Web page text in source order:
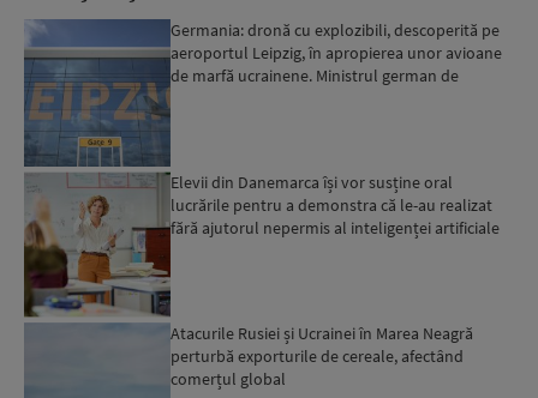
Germania: dronă cu explozibili, descoperită pe
aeroportul Leipzig, în apropierea unor avioane
de marfă ucrainene. Ministrul german de
Elevii din Danemarca își vor susține oral
lucrările pentru a demonstra că le-au realizat
fără ajutorul nepermis al inteligenței artificiale
Atacurile Rusiei și Ucrainei în Marea Neagră
perturbă exporturile de cereale, afectând
comerțul global